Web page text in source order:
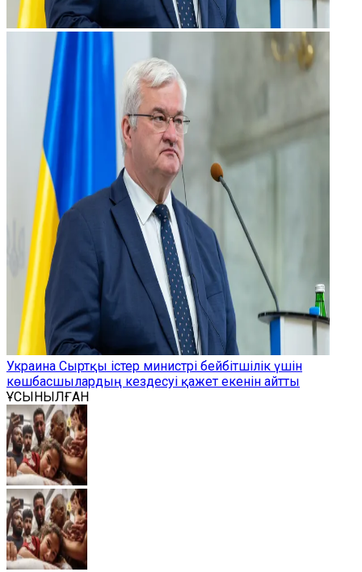
Украина Сыртқы істер министрі бейбітшілік үшін
көшбасшылардың кездесуі қажет екенін айтты
ҰСЫНЫЛҒАН